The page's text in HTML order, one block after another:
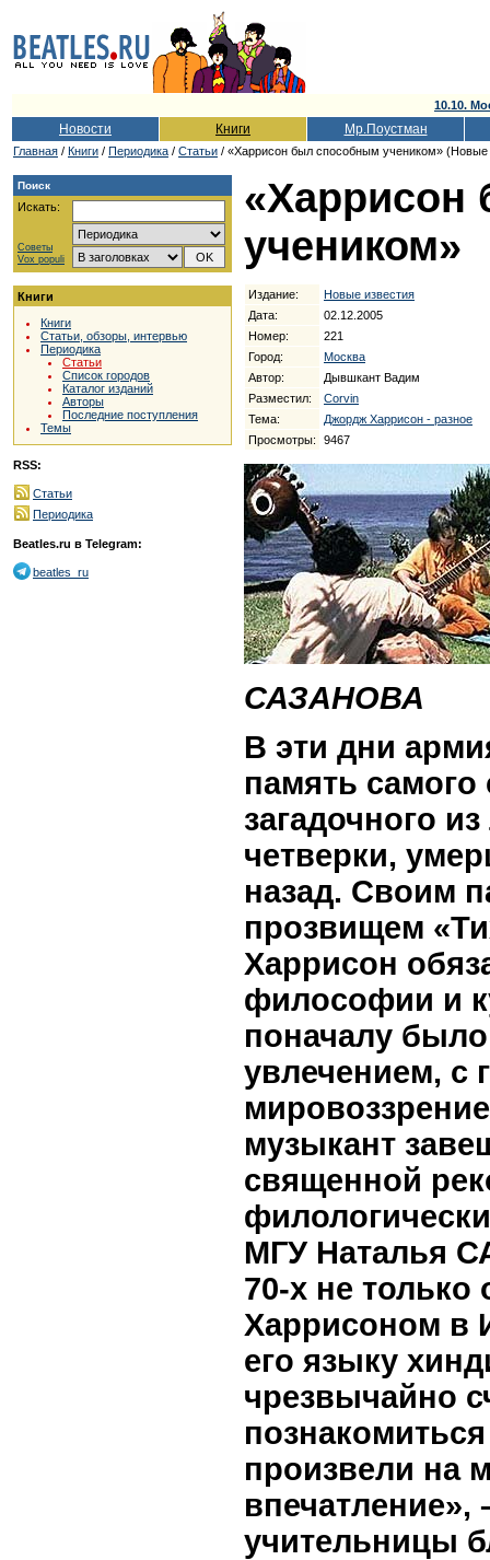
10.10.
Новости Книги Мр.Поустман
Главная / Книги / Периодика / Статьи / «Харрисон был способным учеником» (Новые
Поиск
Искать:
Советы
Vox populi
Книги
Книги
Статьи, обзоры, интервью
Периодика
Статьи
Список городов
Каталог изданий
Авторы
Последние поступления
Темы
RSS:
Статьи
Периодика
Beatles.ru в Telegram:
beatles_ru
учеником»
Издание:
Новые известия
Дата:
02.12.2005
Номер:
221
Город:
Москва
Автор:
Дывшкант Вадим
Разместил:
Corvin
Тема:
Джордж Харрисон - разное
Просмотры:
9467
САЗАНОВА
В эти дни
память самого
загадочного
четверки,
назад. Своим
прозвищем
Харрисон
философии и
поначалу
увлечением, с
музыкант
священной
МГУ Наталья
70-х не только
Харрисоном в
его языку
чрезвычайно
произвели на
впечатление»,
учительницы